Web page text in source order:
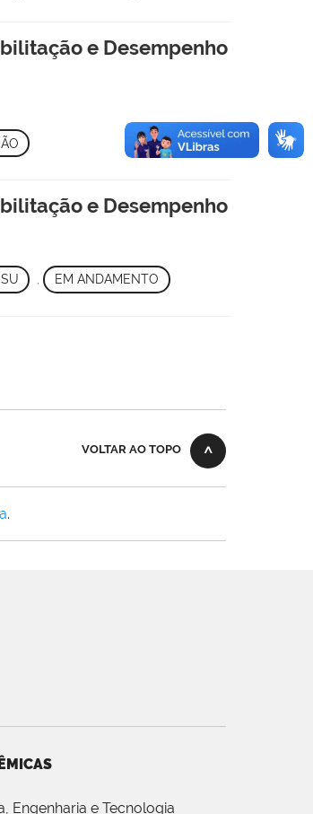
e Desempenho
e Desempenho
, EM ANDAMENTO
VOLTAR AO TOPO
.
Engenharia e Tecnologia